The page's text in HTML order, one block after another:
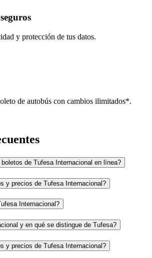
y protección de tus datos.
de autobús con cambios ilimitados*.
de Tufesa Internacional en línea?
y precios de Tufesa Internacional?
Internacional?
y en qué se distingue de Tufesa?
y precios de Tufesa Internacional?